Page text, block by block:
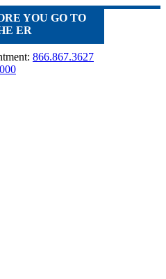
YOU GO TO
ER
866.867.3627